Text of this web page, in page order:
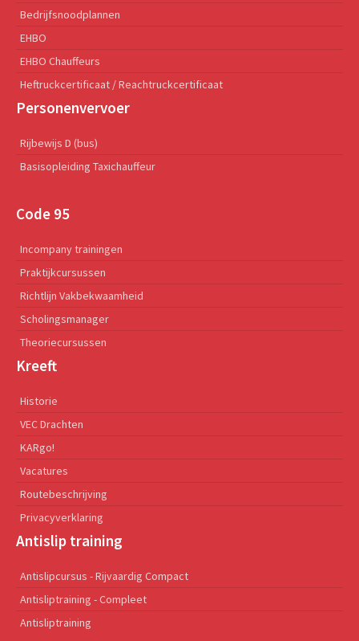
Bedrijfsnoodplannen
EHBO
EHBO Chauffeurs
Heftruckcertificaat / Reachtruckcertificaat
Personenvervoer
Rijbewijs D (bus)
Basisopleiding Taxichauffeur
Code 95
Incompany trainingen
Praktijkcursussen
Richtlijn Vakbekwaamheid
Scholingsmanager
Theoriecursussen
Kreeft
Historie
VEC Drachten
KARgo!
Vacatures
Routebeschrijving
Privacyverklaring
Antislip training
Antislipcursus - Rijvaardig Compact
Antisliptraining - Compleet
Antisliptraining